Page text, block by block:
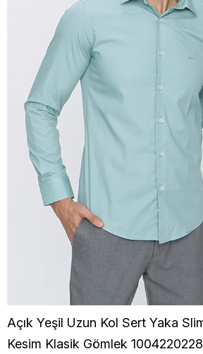
Açık Yeşil Uzun Kol Sert Yaka
Kesim Klasik Gömlek 1004220228